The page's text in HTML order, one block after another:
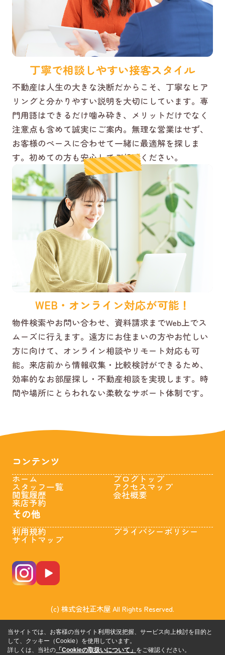
丁寧で相談しやすい接客スタイル
不動産は人生の大きな決断だからこそ、丁寧なヒア
リングと分かりやすい説明を大切にしています。専
門用語はできるだけ噛み砕き、メリットだけでなく
注意点も含めて誠実にご案内。無理な営業はせず、
お客様のペースに合わせて一緒に最適解を探しま
す。初めての方も安心してご相談ください。
WEB・オンライン対応が可能！
物件検索やお問い合わせ、資料請求までWeb上でス
ムーズに行えます。遠方にお住まいの方やお忙しい
方に向けて、オンライン相談やリモート対応も可
能。来店前から情報収集・比較検討ができるため、
効率的なお部屋探し・不動産相談を実現します。時
間や場所にとらわれない柔軟なサポート体制です。
コンテンツ
ホーム
スタッフ一覧
閲覧履歴
来店予約
ブログトップ
アクセスマップ
会社概要
その他
利用規約
サイトマップ
プライバシーポリシー
(c) 株式会社正木屋 All Rights Reserved.
当サイトでは、お客様の当サイト利用状況把握、サービス向上検討を目的と
して、クッキー（Cookie）を使用しています。
詳しくは、当社の 「Cookieの取扱いについて」 をご確認ください。